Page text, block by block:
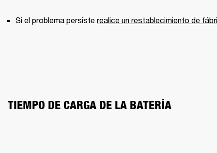
Si el problema persiste realice un restablecimiento de
TIEMPO DE CARGA DE LA BATERÍA